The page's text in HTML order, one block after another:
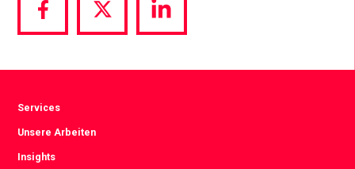
Share
via
Share
via
Share
via
Services
Unsere Arbeiten
Insights